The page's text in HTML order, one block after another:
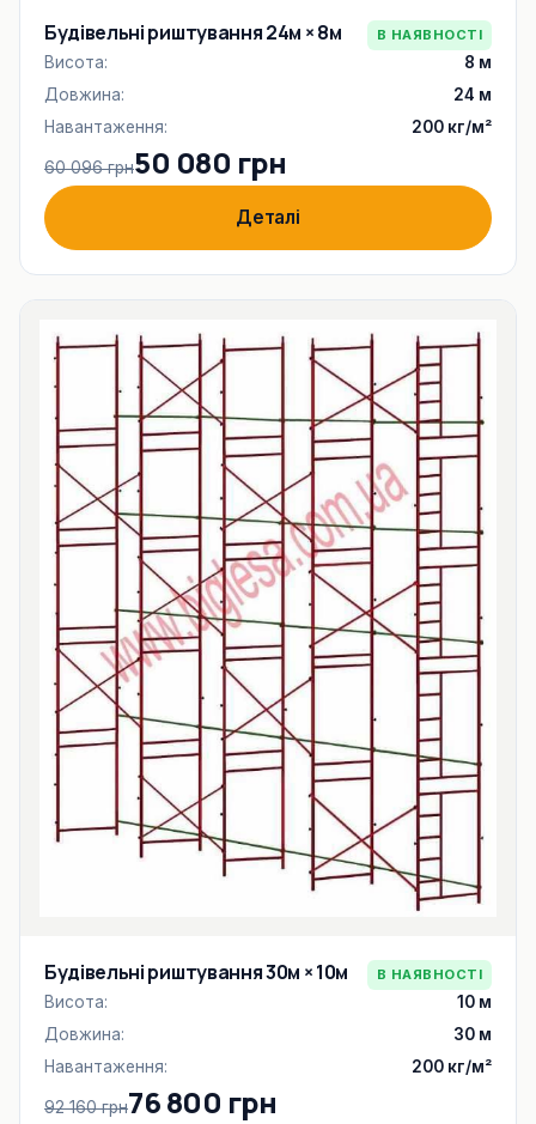
Будівельні риштування 24м × 8м В НАЯВНОСТІ
Висота:
8 м
Довжина:
24 м
Навантаження:
200 кг/м²
60 096 грн50 080 грн
Деталі
Будівельні риштування 30м × 10м В НАЯВНОСТІ
Висота:
10 м
Довжина:
30 м
Навантаження:
200 кг/м²
92 160 грн76 800 грн